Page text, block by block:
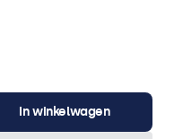
In winkelwagen